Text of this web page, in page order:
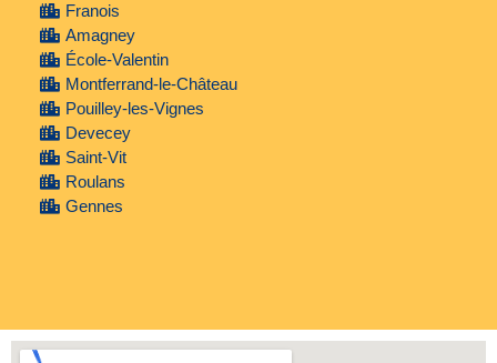
Franois
Amagney
École-Valentin
Montferrand-le-Château
Pouilley-les-Vignes
Devecey
Saint-Vit
Roulans
Gennes